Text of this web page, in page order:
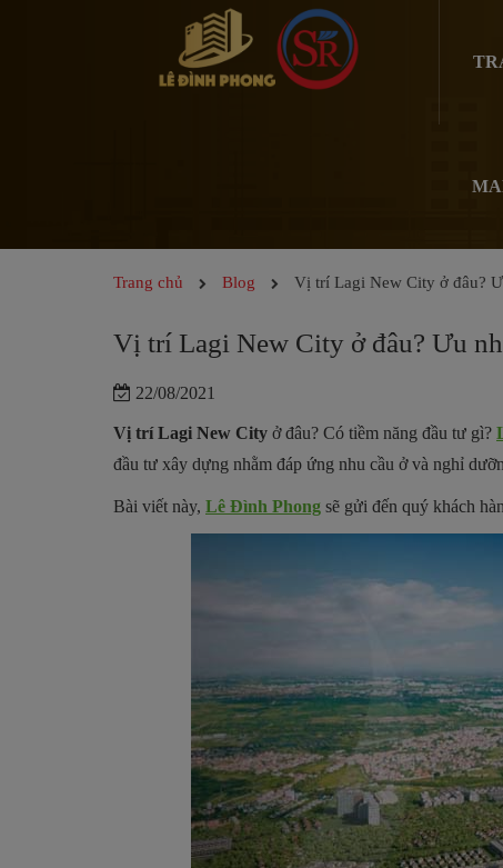
Trang chủ Blog Vị trí Lagi New City ở đâu?
Vị trí Lagi New City ở đâu? Ưu
22/08/2021
Vị trí Lagi New City ở đâu? Có tiềm năng đầu tư gì?
đầu tư xây dựng nhằm đáp ứng nhu cầu ở và nghỉ
Bài viết này, Lê Đình Phong sẽ gửi đến quý khách